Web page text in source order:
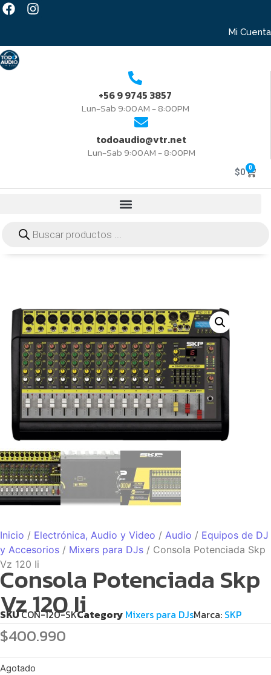
Mi Cuenta
+56 9 9745 3857
Lun-Sab 9:00AM - 8:00PM
todoaudio@vtr.net
Lun-Sab 9:00AM - 8:00PM
$0 0
Inicio / Electrónica, Audio y Video / Audio / Equipos de DJ
y Accesorios / Mixers para DJs / Consola Potenciada Skp
Vz 120 Ii
Consola Potenciada Skp
Vz 120 Ii
SKUCON-120-SKCategory Mixers para DJsMarca: SKP
$400.990
Agotado